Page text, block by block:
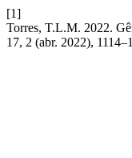
[1]
Torres, T.L.M. 2022.
17, 2 (abr. 2022),